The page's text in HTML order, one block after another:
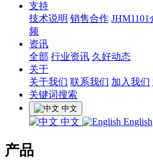
支持
技术说明 销售合作
频
资讯
全部 行业资讯 久好动态
关于
关于我们 联系我们 加入我们
关键词搜索
中文
中文 English
产品